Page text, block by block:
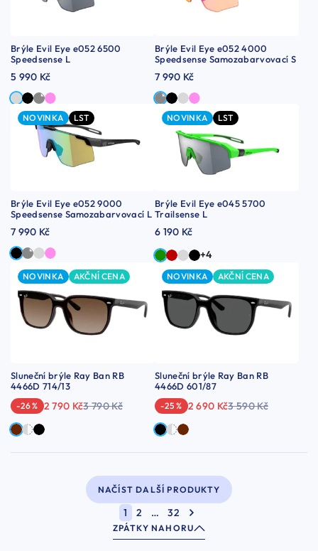
Brýle Evil Eye e052 6500
Speedsense L
5 990 Kč
Brýle Evil Eye e052 4000
Speedsense Samozabarvovací S
7 990 Kč
NOVINKA LST
Brýle Evil Eye e052 9000
Speedsense Samozabarvovací L
7 990 Kč
NOVINKA LST
Brýle Evil Eye e045 5700
Trailsense L
6 190 Kč
+4
NOVINKA AKČNÍ CENA
Sluneční brýle Ray Ban RB
4466D 714/13
-26 % 2 790 Kč3 790 Kč
NOVINKA AKČNÍ CENA
Sluneční brýle Ray Ban RB
4466D 601/87
-25 % 2 690 Kč3 590 Kč
ZPÁTKY NAHORU
NAČÍST DALŠÍ PRODUKTY
1 2 … 32